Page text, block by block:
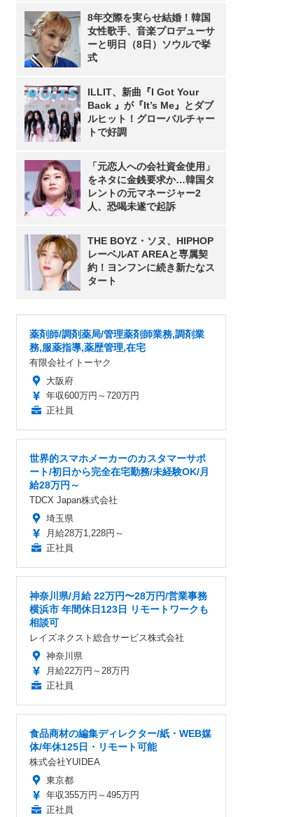
8年交際を実らせ結婚！韓国
女性歌手、音楽プロデューサ
ーと明日（8日）ソウルで挙
式
ILLIT、新曲『I Got Your
Back 』が『It’s Me』とダブ
ルヒット！グローバルチャー
トで好調
「元恋人への会社資金使用」
をネタに金銭要求か…韓国タ
レントの元マネージャー2
人、恐喝未遂で起訴
THE BOYZ・ソヌ、HIPHOP
レーベルAT AREAと専属契
約！ヨンフンに続き新たなス
タート
薬剤師/調剤薬局/管理薬剤師業務,調剤業
務,服薬指導,薬歴管理,在宅
有限会社イトーヤク
大阪府
年収600万円～720万円
正社員
世界的スマホメーカーのカスタマーサポ
ート/初日から完全在宅勤務/未経験OK/月
給28万円～
TDCX Japan株式会社
埼玉県
月給28万1,228円～
正社員
神奈川県/月給 22万円〜28万円/営業事務
横浜市 年間休日123日 リモートワークも
相談可
レイズネクスト総合サービス株式会社
神奈川県
月給22万円～28万円
正社員
食品商材の編集ディレクター/紙・WEB媒
体/年休125日・リモート可能
株式会社YUIDEA
東京都
年収355万円～495万円
正社員